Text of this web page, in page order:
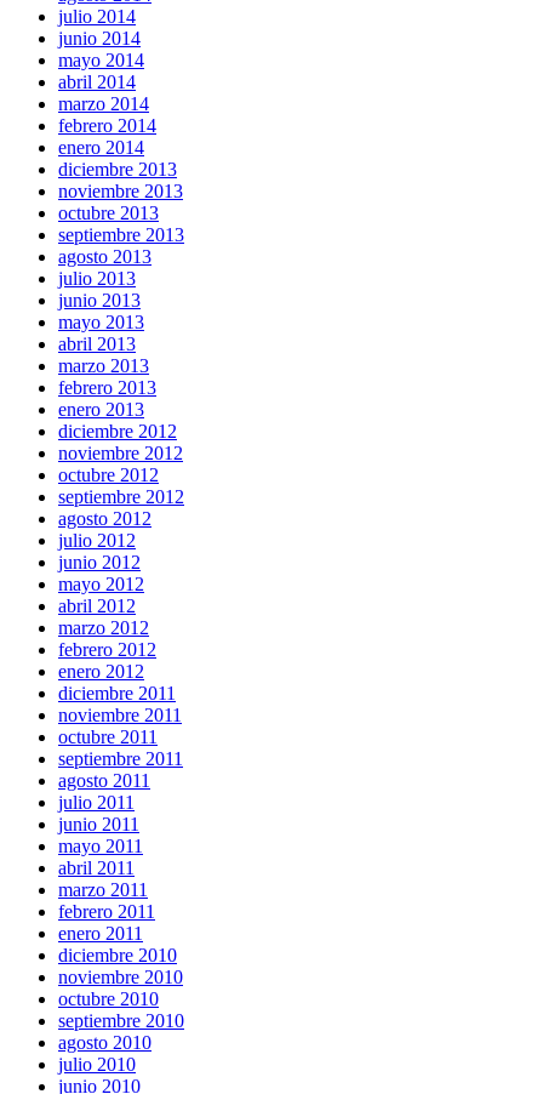
julio 2014
junio 2014
mayo 2014
abril 2014
marzo 2014
febrero 2014
enero 2014
diciembre 2013
noviembre 2013
octubre 2013
septiembre 2013
agosto 2013
julio 2013
junio 2013
mayo 2013
abril 2013
marzo 2013
febrero 2013
enero 2013
diciembre 2012
noviembre 2012
octubre 2012
septiembre 2012
agosto 2012
julio 2012
junio 2012
mayo 2012
abril 2012
marzo 2012
febrero 2012
enero 2012
diciembre 2011
noviembre 2011
octubre 2011
septiembre 2011
agosto 2011
julio 2011
junio 2011
mayo 2011
abril 2011
marzo 2011
febrero 2011
enero 2011
diciembre 2010
noviembre 2010
octubre 2010
septiembre 2010
agosto 2010
julio 2010
junio 2010